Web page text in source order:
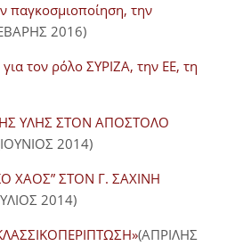
παγκοσμιοποίηση, την
2016)
τον ρόλο ΣΥΡΙΖΑ, την ΕΕ, τη
ΥΛΗΣ ΣΤΟΝ ΑΠΟΣΤΟΛΟ
2014)
ΧΑΟΣ” ΣΤΟΝ Γ. ΣΑΧΙΝΗ
2014)
(ΑΠΡΙΛΗΣ